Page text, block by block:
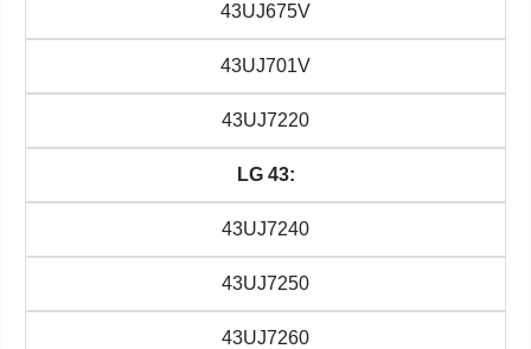
43UJ675V
43UJ701V
43UJ7220
LG 43:
43UJ7240
43UJ7250
43UJ7260